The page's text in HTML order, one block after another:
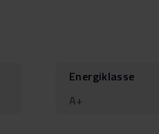
Energiklasse
A+